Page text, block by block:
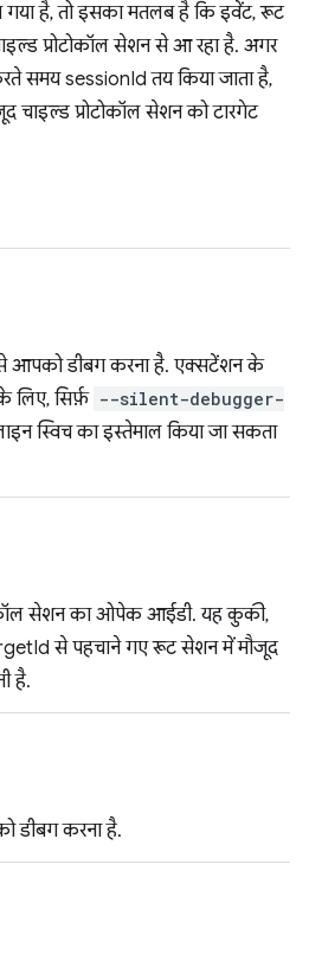
है, तो इसका मतलब है कि इवेंट, रूट
प्रोटोकॉल सेशन से आ रहा है. अगर
समय sessionId तय किया जाता है,
चाइल्ड प्रोटोकॉल सेशन को टारगेट
आपको डीबग करना है. एक्सटेंशन के
लिए, सिर्फ़ --silent-debugger-
स्विच का इस्तेमाल किया जा सकता
सेशन का ओपेक आईडी. यह कुकी,
से पहचाने गए रूट सेशन में मौजूद
है.
डीबग करना है.